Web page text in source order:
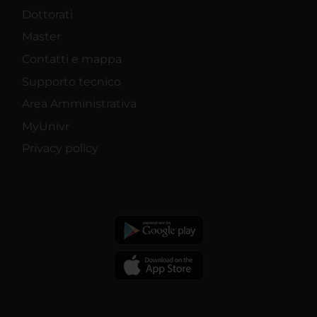
Dottorati
Master
Contatti e mappa
Supporto tecnico
Area Amministrativa
MyUnivr
Privacy policy